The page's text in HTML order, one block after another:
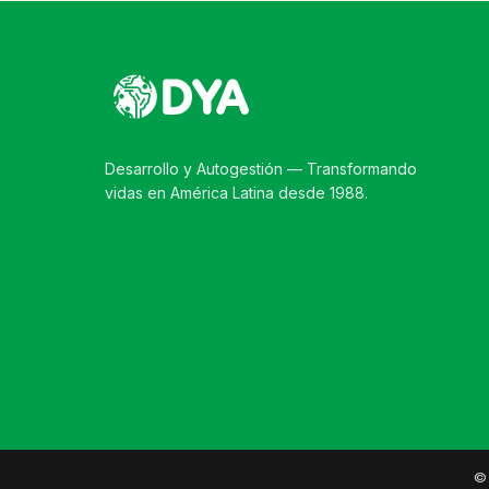
Desarrollo y Autogestión — Transformando
vidas en América Latina desde 1988.
©